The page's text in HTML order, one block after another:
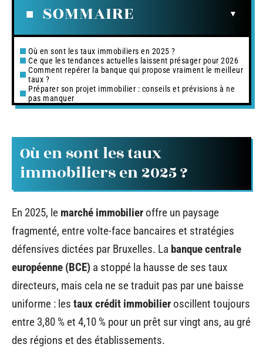
SOMMAIRE
Où en sont les taux immobiliers en 2025 ?
Ce que les tendances actuelles laissent présager pour 2026
Comment repérer la banque qui propose vraiment le meilleur
taux ?
Préparer son projet immobilier : conseils et prévisions à ne
pas manquer
Où en sont les taux
immobiliers en 2025 ?
En 2025, le marché immobilier offre un paysage
fragmenté, entre volte-face bancaires et stratégies
défensives dictées par Bruxelles. La banque centrale
européenne (BCE) a stoppé la hausse de ses taux
directeurs, mais cela ne se traduit pas par une baisse
uniforme : les taux crédit immobilier oscillent toujours
entre 3,80 % et 4,10 % pour un prêt sur vingt ans, au gré
des régions et des établissements.